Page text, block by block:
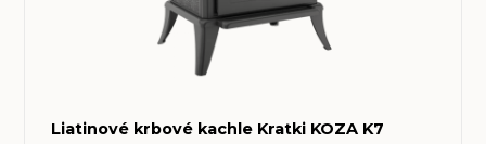
Liatinové krbové kachle Kratki KOZA K7